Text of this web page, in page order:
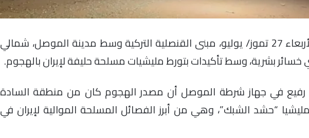
استهدفت أربعة صواريخ، الأربعاء 27 تموز/ يوليو، مبنى القنصلية التركية وسط مدينة الموصل، شمالي
بشرية، وسط تأكيدات بتورط مليشيات مسلحة حليفة لإيران بالهجوم.
في جهاز شرطة الموصل أن مصدر الهجوم كان من منطقة السادة
“حشد الشبك”، وهي من أبرز الفصائل المسلحة الموالية لإيران في